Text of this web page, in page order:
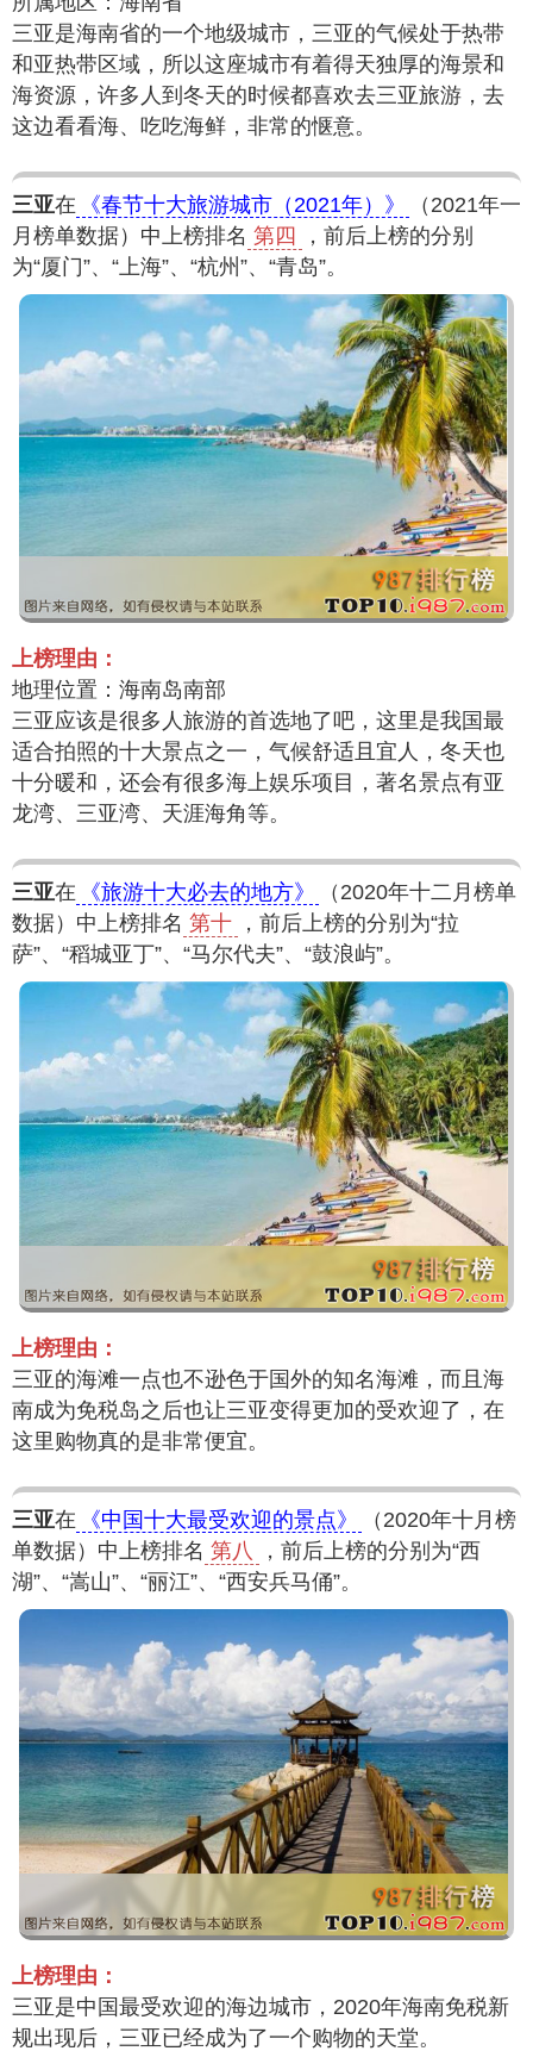
三亚是海南省的一个地级城市，三亚的气候处于热带
和亚热带区域，所以这座城市有着得天独厚的海景和
海资源，许多人到冬天的时候都喜欢去三亚旅游，去
这边看看海、吃吃海鲜，非常的惬意。
三亚在 《春节十大旅游城市（2021年）》
（2021年一
月榜单数据）中上榜排名 第四
，前后上榜的分别
为“厦门”、“上海”、“杭州”、“青岛”。
上榜理由：
地理位置：海南岛南部
三亚应该是很多人旅游的首选地了吧，这里是我国最
适合拍照的十大景点之一，气候舒适且宜人，冬天也
十分暖和，还会有很多海上娱乐项目，著名景点有亚
龙湾、三亚湾、天涯海角等。
三亚在 《旅游十大必去的地方》
（2020年十二月榜单
数据）中上榜排名 第十
，前后上榜的分别为“拉
萨”、“稻城亚丁”、“马尔代夫”、“鼓浪屿”。
上榜理由：
三亚的海滩一点也不逊色于国外的知名海滩，而且海
南成为免税岛之后也让三亚变得更加的受欢迎了，在
这里购物真的是非常便宜。
三亚在 《中国十大最受欢迎的景点》
（2020年十月榜
单数据）中上榜排名 第八
，前后上榜的分别为“西
湖”、“嵩山”、“丽江”、“西安兵马俑”。
上榜理由：
三亚是中国最受欢迎的海边城市，2020年海南免税新
规出现后，三亚已经成为了一个购物的天堂。